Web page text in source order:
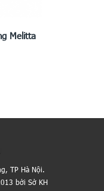
Melitta
TP Hà Nội.
bởi Sở KH